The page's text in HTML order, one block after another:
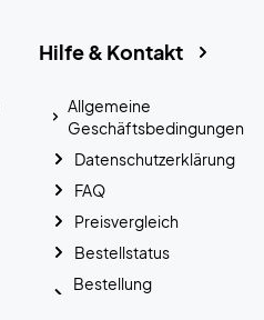
Hilfe & Kontakt
Allgemeine
Geschäftsbedingungen
Datenschutzerklärung
FAQ
Preisvergleich
Bestellstatus
Bestellung